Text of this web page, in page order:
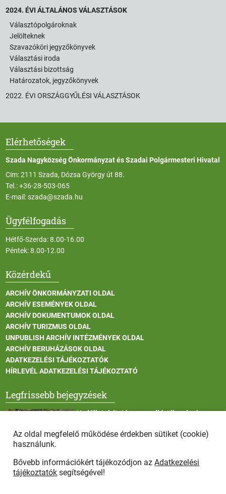
2024. ÉVI ÁLTALÁNOS VÁLASZTÁSOK
Választópolgároknak
Jelölteknek
Szavazóköri jegyzőkönyvek
Választási iroda
Választási bizottság
Határozatok, jegyzőkönyvek
2022. ÉVI ORSZÁGGYŰLÉSI VÁLASZTÁSOK
Elérhetőségek
Szada Nagyközség Önkormányzat és Szadai Polgármesteri Hivatal
Cím: 2111 Szada, Dózsa György út 88.
Tel.:+36-28-503-065
E-mail:szada@szada.hu
Ügyfélfogadás
Hétfő-Szerda: 8.00-16.00
Péntek: 8.00-12.00
Közérdekű
ARCHÍV ÖNKORMÁNYZATI OLDAL
ARCHÍV ESEMÉNYEK OLDAL
ARCHÍV DOKUMENTUMOK OLDAL
ARCHÍV TURIZMUS OLDAL
UNPUBLISH ARCHÍV INTÉZMÉNYEK OLDAL
ARCHÍV BERUHÁZÁSOK OLDAL
ADATKEZELÉSI TÁJÉKOZTATÓK
HÍRLEVÉL ADATKEZELÉSI TÁJÉKOZTATÓ
Legfrissebb bejegyzések
Vadállatok itatása a rendkívüli melegben
Afrikai sertéspestis - kérések a lakosság felé
Az oldal megfelelő működése érdekben sütiket (cookie)
használunk.
Bővebb információkért tájékozódjon azAdatkezelési
tájékoztatók segítségével!